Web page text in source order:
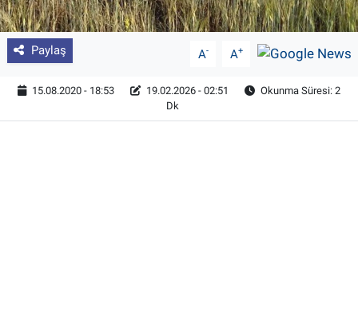
Paylaş A- A+
15.08.2020 - 18:53 19.02.2026 - 02:51
Okunma Süresi: 2
Dk
Tahıllar ve Baklagiller